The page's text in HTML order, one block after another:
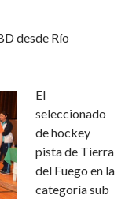
desde Río
El
seleccionado
de hockey
pista de Tierra
del Fuego en la
categoría sub